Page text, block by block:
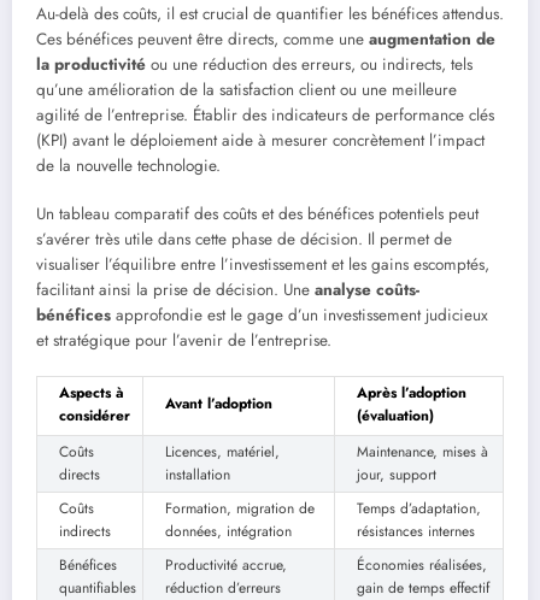
Au-delà des coûts, il est crucial de quantifier les bénéfices attendus.
Ces bénéfices peuvent être directs, comme une augmentation de
la productivité ou une réduction des erreurs, ou indirects, tels
qu’une amélioration de la satisfaction client ou une meilleure
agilité de l’entreprise. Établir des indicateurs de performance clés
(KPI) avant le déploiement aide à mesurer concrètement l’impact
de la nouvelle technologie.
Un tableau comparatif des coûts et des bénéfices potentiels peut
s’avérer très utile dans cette phase de décision. Il permet de
visualiser l’équilibre entre l’investissement et les gains escomptés,
facilitant ainsi la prise de décision. Une analyse coûts-
bénéfices approfondie est le gage d’un investissement judicieux
et stratégique pour l’avenir de l’entreprise.
Aspects à
considérer
Avant l’adoption
Après l’adoption
(évaluation)
Coûts
directs
Licences, matériel,
installation
Maintenance, mises à
jour, support
Coûts
indirects
Formation, migration de
données, intégration
Temps d’adaptation,
résistances internes
Bénéfices
quantifiables
Productivité accrue,
réduction d’erreurs
Économies réalisées,
gain de temps effectif